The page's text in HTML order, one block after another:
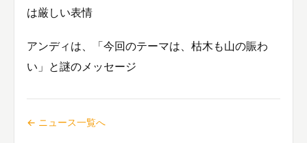
は厳しい表情
アンディは、「今回のテーマは、枯木も山の賑わ
い」と謎のメッセージ
← ニュース一覧へ